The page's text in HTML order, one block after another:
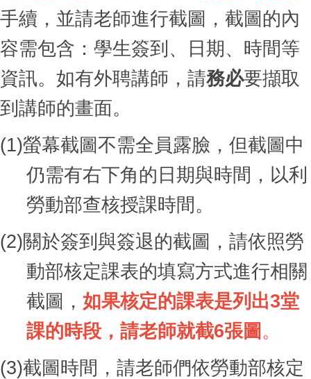
手續，並請老師進行截圖，截圖的內
容需包含：學生簽到、日期、時間等
資訊。如有外聘講師，請務必要擷取
到講師的畫面。
(1)螢幕截圖不需全員露臉，但截圖中
仍需有右下角的日期與時間，以利
勞動部查核授課時間。
(2)關於簽到與簽退的截圖，請依照勞
動部核定課表的填寫方式進行相關
截圖， 如果核定的課表是列出3堂
課的時段，請老師就截6張圖 。
(3)截圖時間，請老師們依勞動部核定